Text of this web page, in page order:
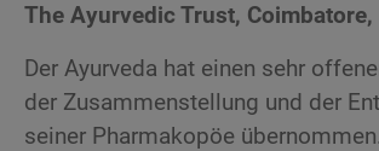
The Ayurvedic Trust,
Der Ayurveda hat einen sehr
der Zusammenstellung und der
seiner Pharmakopöe